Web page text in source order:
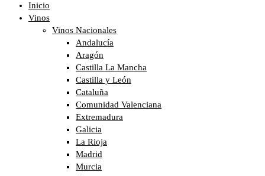
Inicio
Vinos
Vinos Nacionales
Andalucía
Aragón
Castilla La Mancha
Castilla y León
Cataluña
Comunidad Valenciana
Extremadura
Galicia
La Rioja
Madrid
Murcia